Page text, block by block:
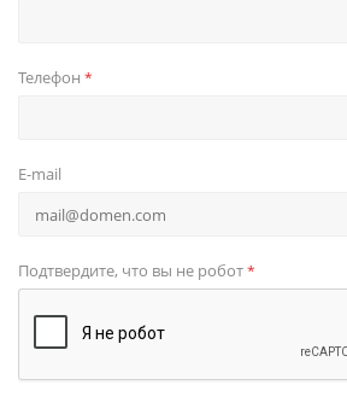
Телефон *
E-mail
Подтвердите, что вы не робот*